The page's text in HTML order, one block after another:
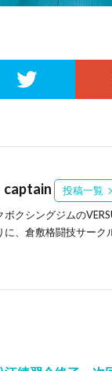
投稿一覧
ボクシングジムの
に、倉敷格闘技サー